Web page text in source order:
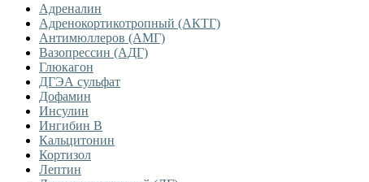
Адреналин
Адренокортикотропный (АКТГ)
Антимюллеров (АМГ)
Вазопрессин (АДГ)
Глюкагон
ДГЭА сульфат
Дофамин
Инсулин
Ингибин В
Кальцитонин
Кортизол
Лептин